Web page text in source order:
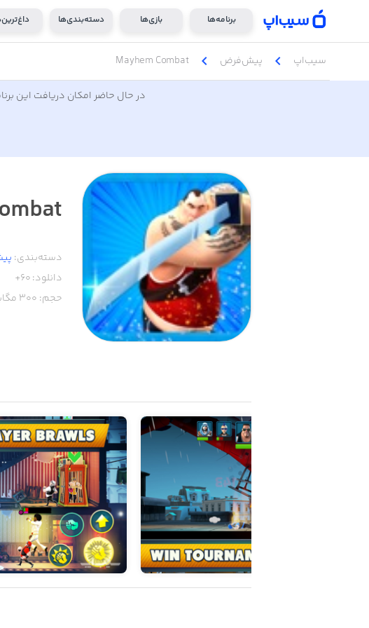
برنامه‌ها بازی‌ها دسته‌بندی‌ها
سیب‌اپ chevron_left پیش‌فرض chevron_left
Mayhem Combat
در حال حاضر امکان دریافت این
دسته‌بندی:
دانلود:60+
حجم: 300